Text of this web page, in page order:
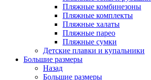
Пляжные комбинезоны
Пляжные комплекты
Пляжные халаты
Пляжные парео
Пляжные сумки
Детские плавки и купальники
Большие размеры
Назад
Большие размеры